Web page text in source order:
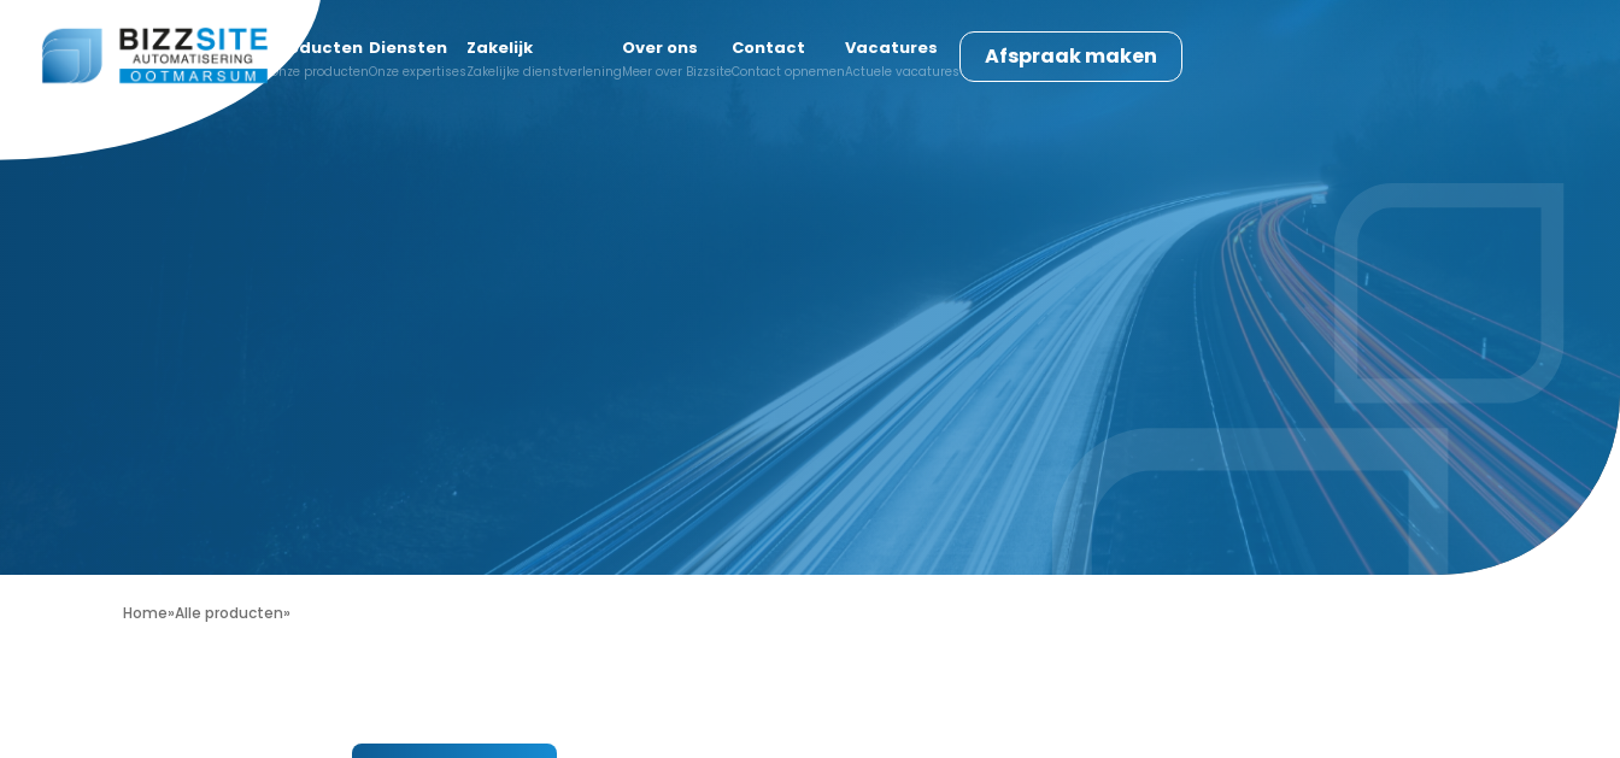
Producten
Onze producten
Diensten
Onze expertises
Zakelijk
Zakelijke dienstverlening
Over ons
Meer over Bizzsite
Contact
Contact opnemen
Vacatures
Actuele vacatures
Afspraak maken
Home»Alle producten»